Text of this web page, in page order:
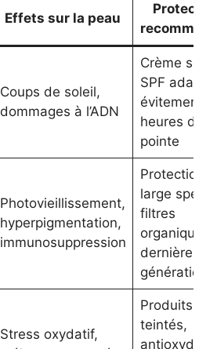
Effets sur la peau
Coups de soleil,
dommages à l’ADN
Crème
SPF adapté,
évitement
heures de
pointe
Photovieillissement,
hyperpigmentation,
immunosuppression
Protection à
large
filtres
organiques
dernière
génération
Stress oxydatif,
Produits
teintés,